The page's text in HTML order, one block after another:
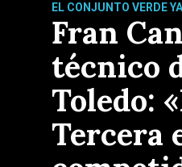
EL CONJUNTO VERDE
Fran
técnico
Toledo:
Tercera